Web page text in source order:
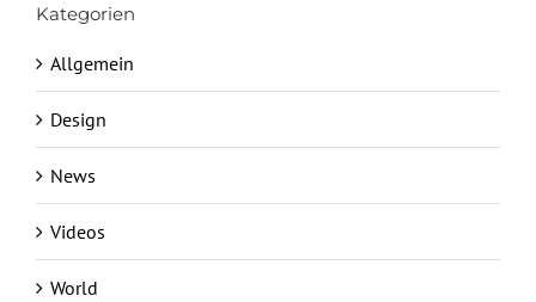
Kategorien
Allgemein
Design
News
Videos
World